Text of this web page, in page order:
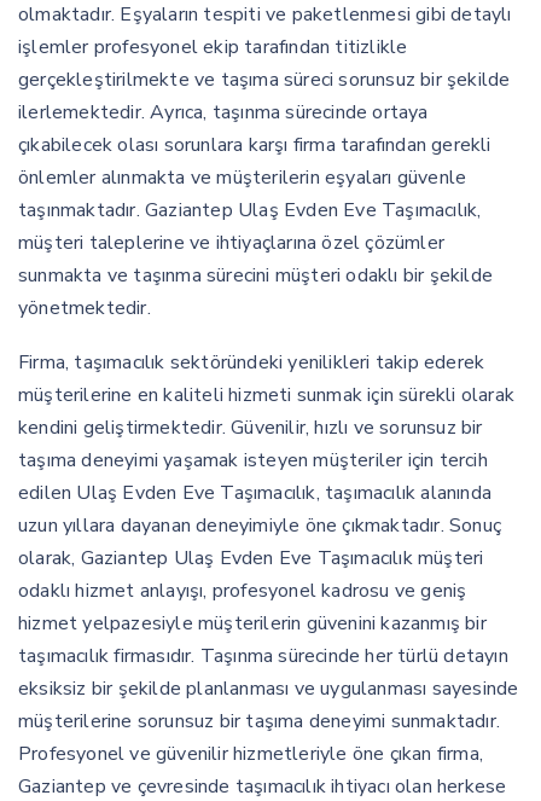
olmaktadır. Eşyaların tespiti ve paketlenmesi gibi detaylı
işlemler profesyonel ekip tarafından titizlikle
gerçekleştirilmekte ve taşıma süreci sorunsuz bir şekilde
ilerlemektedir. Ayrıca, taşınma sürecinde ortaya
çıkabilecek olası sorunlara karşı firma tarafından gerekli
önlemler alınmakta ve müşterilerin eşyaları güvenle
taşınmaktadır. Gaziantep Ulaş Evden Eve Taşımacılık,
müşteri taleplerine ve ihtiyaçlarına özel çözümler
sunmakta ve taşınma sürecini müşteri odaklı bir şekilde
yönetmektedir.
Firma, taşımacılık sektöründeki yenilikleri takip ederek
müşterilerine en kaliteli hizmeti sunmak için sürekli olarak
kendini geliştirmektedir. Güvenilir, hızlı ve sorunsuz bir
taşıma deneyimi yaşamak isteyen müşteriler için tercih
edilen Ulaş Evden Eve Taşımacılık, taşımacılık alanında
uzun yıllara dayanan deneyimiyle öne çıkmaktadır. Sonuç
olarak, Gaziantep Ulaş Evden Eve Taşımacılık müşteri
odaklı hizmet anlayışı, profesyonel kadrosu ve geniş
hizmet yelpazesiyle müşterilerin güvenini kazanmış bir
taşımacılık firmasıdır. Taşınma sürecinde her türlü detayın
eksiksiz bir şekilde planlanması ve uygulanması sayesinde
müşterilerine sorunsuz bir taşıma deneyimi sunmaktadır.
Profesyonel ve güvenilir hizmetleriyle öne çıkan firma,
Gaziantep ve çevresinde taşımacılık ihtiyacı olan herkese